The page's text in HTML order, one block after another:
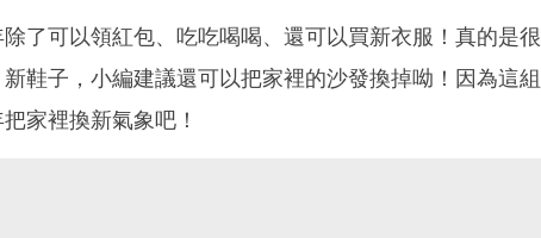
了可以領紅包、吃吃喝喝、還可以買新衣服！真的是很
鞋子，小編建議還可以把家裡的沙發換掉呦！因為這組
家裡換新氣象吧！